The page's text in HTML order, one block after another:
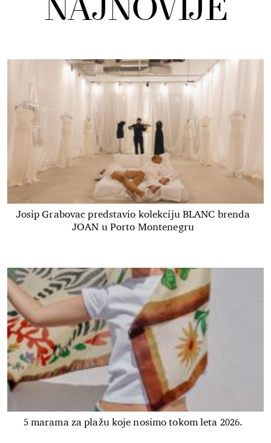
NAJNOVIJE
Josip Grabovac predstavio kolekciju BLANC brenda
JOAN u Porto Montenegru
5 marama za plažu koje nosimo tokom leta 2026.